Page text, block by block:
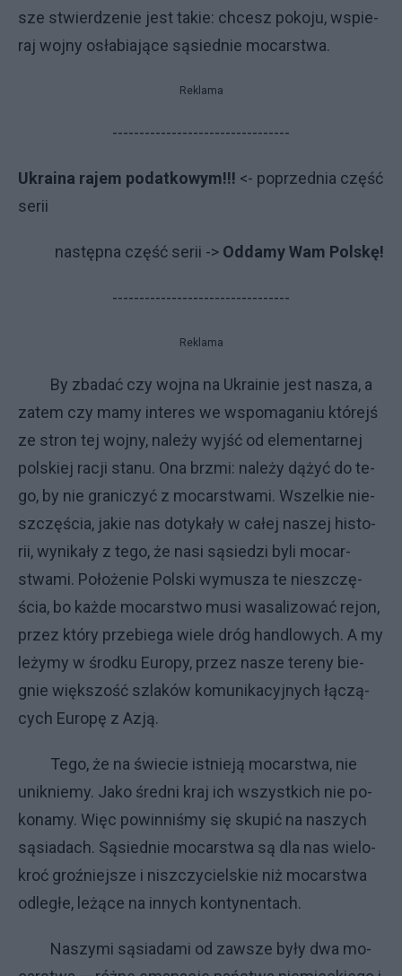
sze stwier­dze­nie je­st ta­kie: chce­sz po­ko­ju, wspie­
raj woj­ny osła­bia­ją­ce są­sied­nie mo­car­stwa.
Reklama
---------------------------------
Ukraina rajem podatkowym!!! <- poprzednia część
serii
następna część serii -> Oddamy Wam Polskę!
---------------------------------
Reklama
By zba­dać czy woj­na na Ukra­inie je­st na­sza, a
za­tem czy ma­my in­te­res we wspo­ma­ga­niu któ­rejś
ze stron tej woj­ny, na­le­ży wyj­ść od ele­men­tar­nej
pol­skiej ra­cji sta­nu. Ona brz­mi: na­le­ży dą­żyć do te­
go, by nie gra­ni­czyć z mo­car­stwa­mi. Wszel­kie nie­
szczę­ścia, ja­kie nas do­ty­ka­ły w ca­łej na­szej hi­sto­
rii, wy­ni­ka­ły z te­go, że na­si są­sie­dzi by­li mo­car­
stwa­mi. Po­ło­że­nie Pol­ski wy­mu­sza te nie­szczę­
ścia, bo każ­de mo­car­stwo mu­si wa­sa­li­zo­wać re­jon,
przez któ­ry prze­bie­ga wie­le dróg han­dlo­wy­ch. A my
le­ży­my w środ­ku Eu­ro­py, przez na­sze te­re­ny bie­
gnie więk­szo­ść szla­ków ko­mu­ni­ka­cyj­ny­ch łą­czą­
cy­ch Eu­ro­pę z Azją.
Te­go, że na świe­cie ist­nie­ją mo­car­stwa, nie
unik­nie­my. Ja­ko śred­ni kraj ich wszyst­ki­ch nie po­
ko­na­my. Więc po­win­ni­śmy się sku­pić na na­szy­ch
są­sia­da­ch. Są­sied­nie mo­car­stwa są dla nas wie­lo­
kroć groź­niej­sze i nisz­czy­ciel­skie niż mo­car­stwa
od­le­głe, le­żą­ce na in­ny­ch kon­ty­nen­ta­ch.
Na­szy­mi są­sia­da­mi od za­wsze by­ły dwa mo­